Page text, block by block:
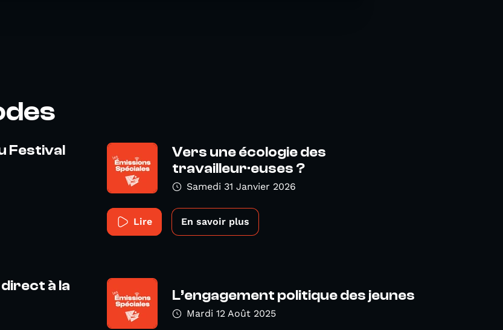
Festival
Vers une écologie des
travailleur·euses ?
Samedi 31 Janvier 2026
Lire En savoir plus
à la
L’engagement politique des jeunes
Mardi 12 Août 2025